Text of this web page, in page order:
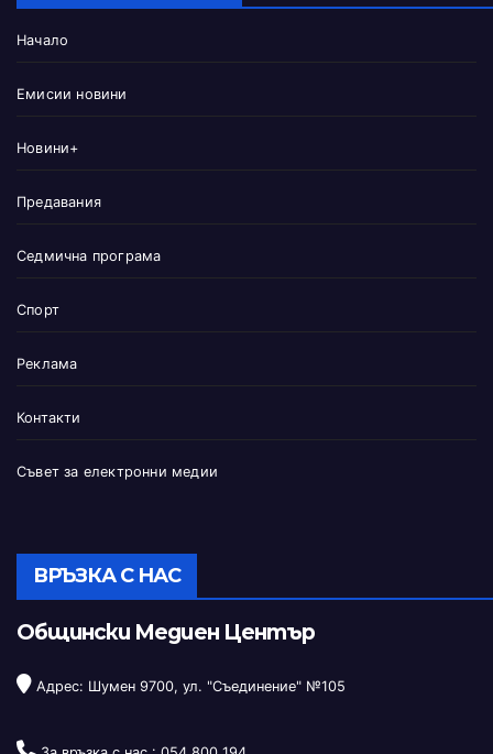
Начало
Емисии новини
Новини+
Предавания
Седмична програма
Спорт
Реклама
Контакти
Съвет за електронни медии
ВРЪЗКА С НАС
Общински Медиен Център
Адрес: Шумен 9700, ул. "Съединение" №105